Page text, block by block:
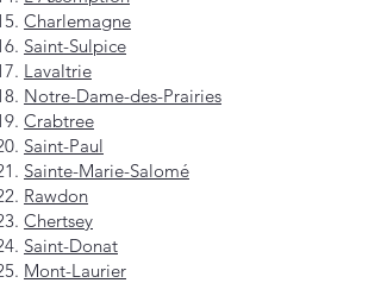
Charlemagne
Saint-Sulpice
Lavaltrie
Notre-Dame-des-Prairies
Crabtree
Saint-Paul
Sainte-Marie-Salomé
Rawdon
Chertsey
Saint-Donat
Mont-Laurier